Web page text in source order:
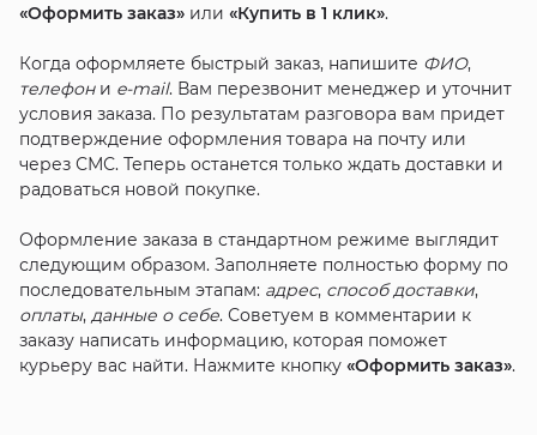
«Оформить заказ»или «Купить в 1 клик».
Когда оформляете быстрый заказ, напишите ФИО,
телефони e-mail. Вам перезвонит менеджер и уточнит
условия заказа. По результатам разговора вам придет
подтверждение оформления товара на почту или
через СМС. Теперь останется только ждать доставки и
радоваться новой покупке.
Оформление заказа в стандартном режиме выглядит
следующим образом. Заполняете полностью форму по
последовательным этапам: адрес, способ доставки,
оплаты, данные о себе. Советуем в комментарии к
заказу написать информацию, которая поможет
курьеру вас найти. Нажмите кнопку «Оформить заказ».